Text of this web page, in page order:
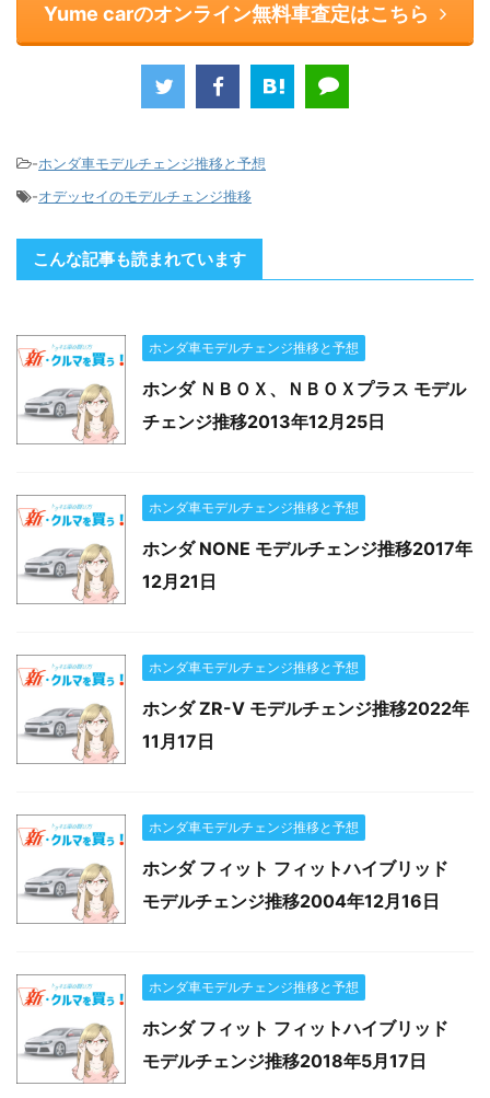
Yume carのオンライン無料車査定はこちら
-ホンダ車モデルチェンジ推移と予想
-オデッセイのモデルチェンジ推移
こんな記事も読まれています
ホンダ車モデルチェンジ推移と予想
ホンダ ＮＢＯＸ、ＮＢＯＸプラス モデル
チェンジ推移2013年12月25日
ホンダ車モデルチェンジ推移と予想
ホンダ NONE モデルチェンジ推移2017年
12月21日
ホンダ車モデルチェンジ推移と予想
ホンダ ZR-V モデルチェンジ推移2022年
11月17日
ホンダ車モデルチェンジ推移と予想
ホンダ フィット フィットハイブリッド
モデルチェンジ推移2004年12月16日
ホンダ車モデルチェンジ推移と予想
ホンダ フィット フィットハイブリッド
モデルチェンジ推移2018年5月17日